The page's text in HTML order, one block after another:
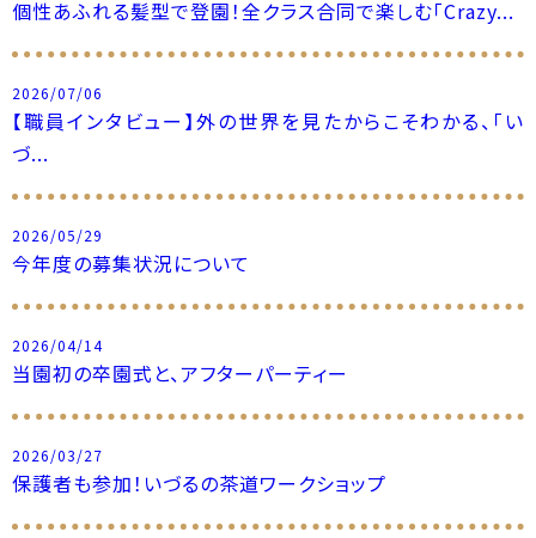
個性あふれる髪型で登園！全クラス合同で楽しむ「Crazy...
2026/07/06
【職員インタビュー】外の世界を見たからこそわかる、「い
づ...
2026/05/29
今年度の募集状況について
2026/04/14
当園初の卒園式と、アフターパーティー
2026/03/27
保護者も参加！いづるの茶道ワークショップ